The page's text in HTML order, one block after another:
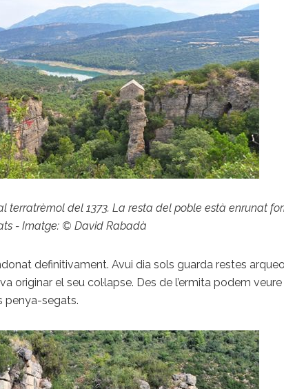
terratrèmol del 1373. La resta del poble està enrunat
- Imatge: © David Rabadà
definitivament. Avui dia sols guarda restes
el seu col·lapse. Des de l’ermita podem
penya-segats.